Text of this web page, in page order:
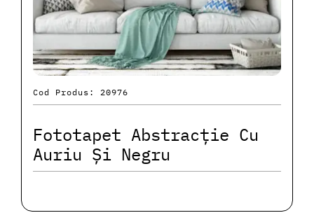
Cod Produs: 20976
Fototapet Abstracție Cu
Auriu Și Negru